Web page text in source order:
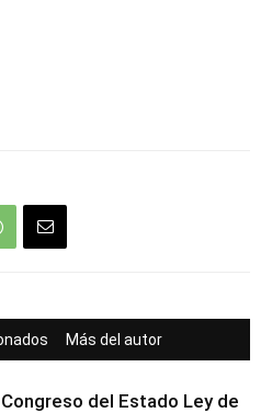
Más del autor
del Estado Ley de